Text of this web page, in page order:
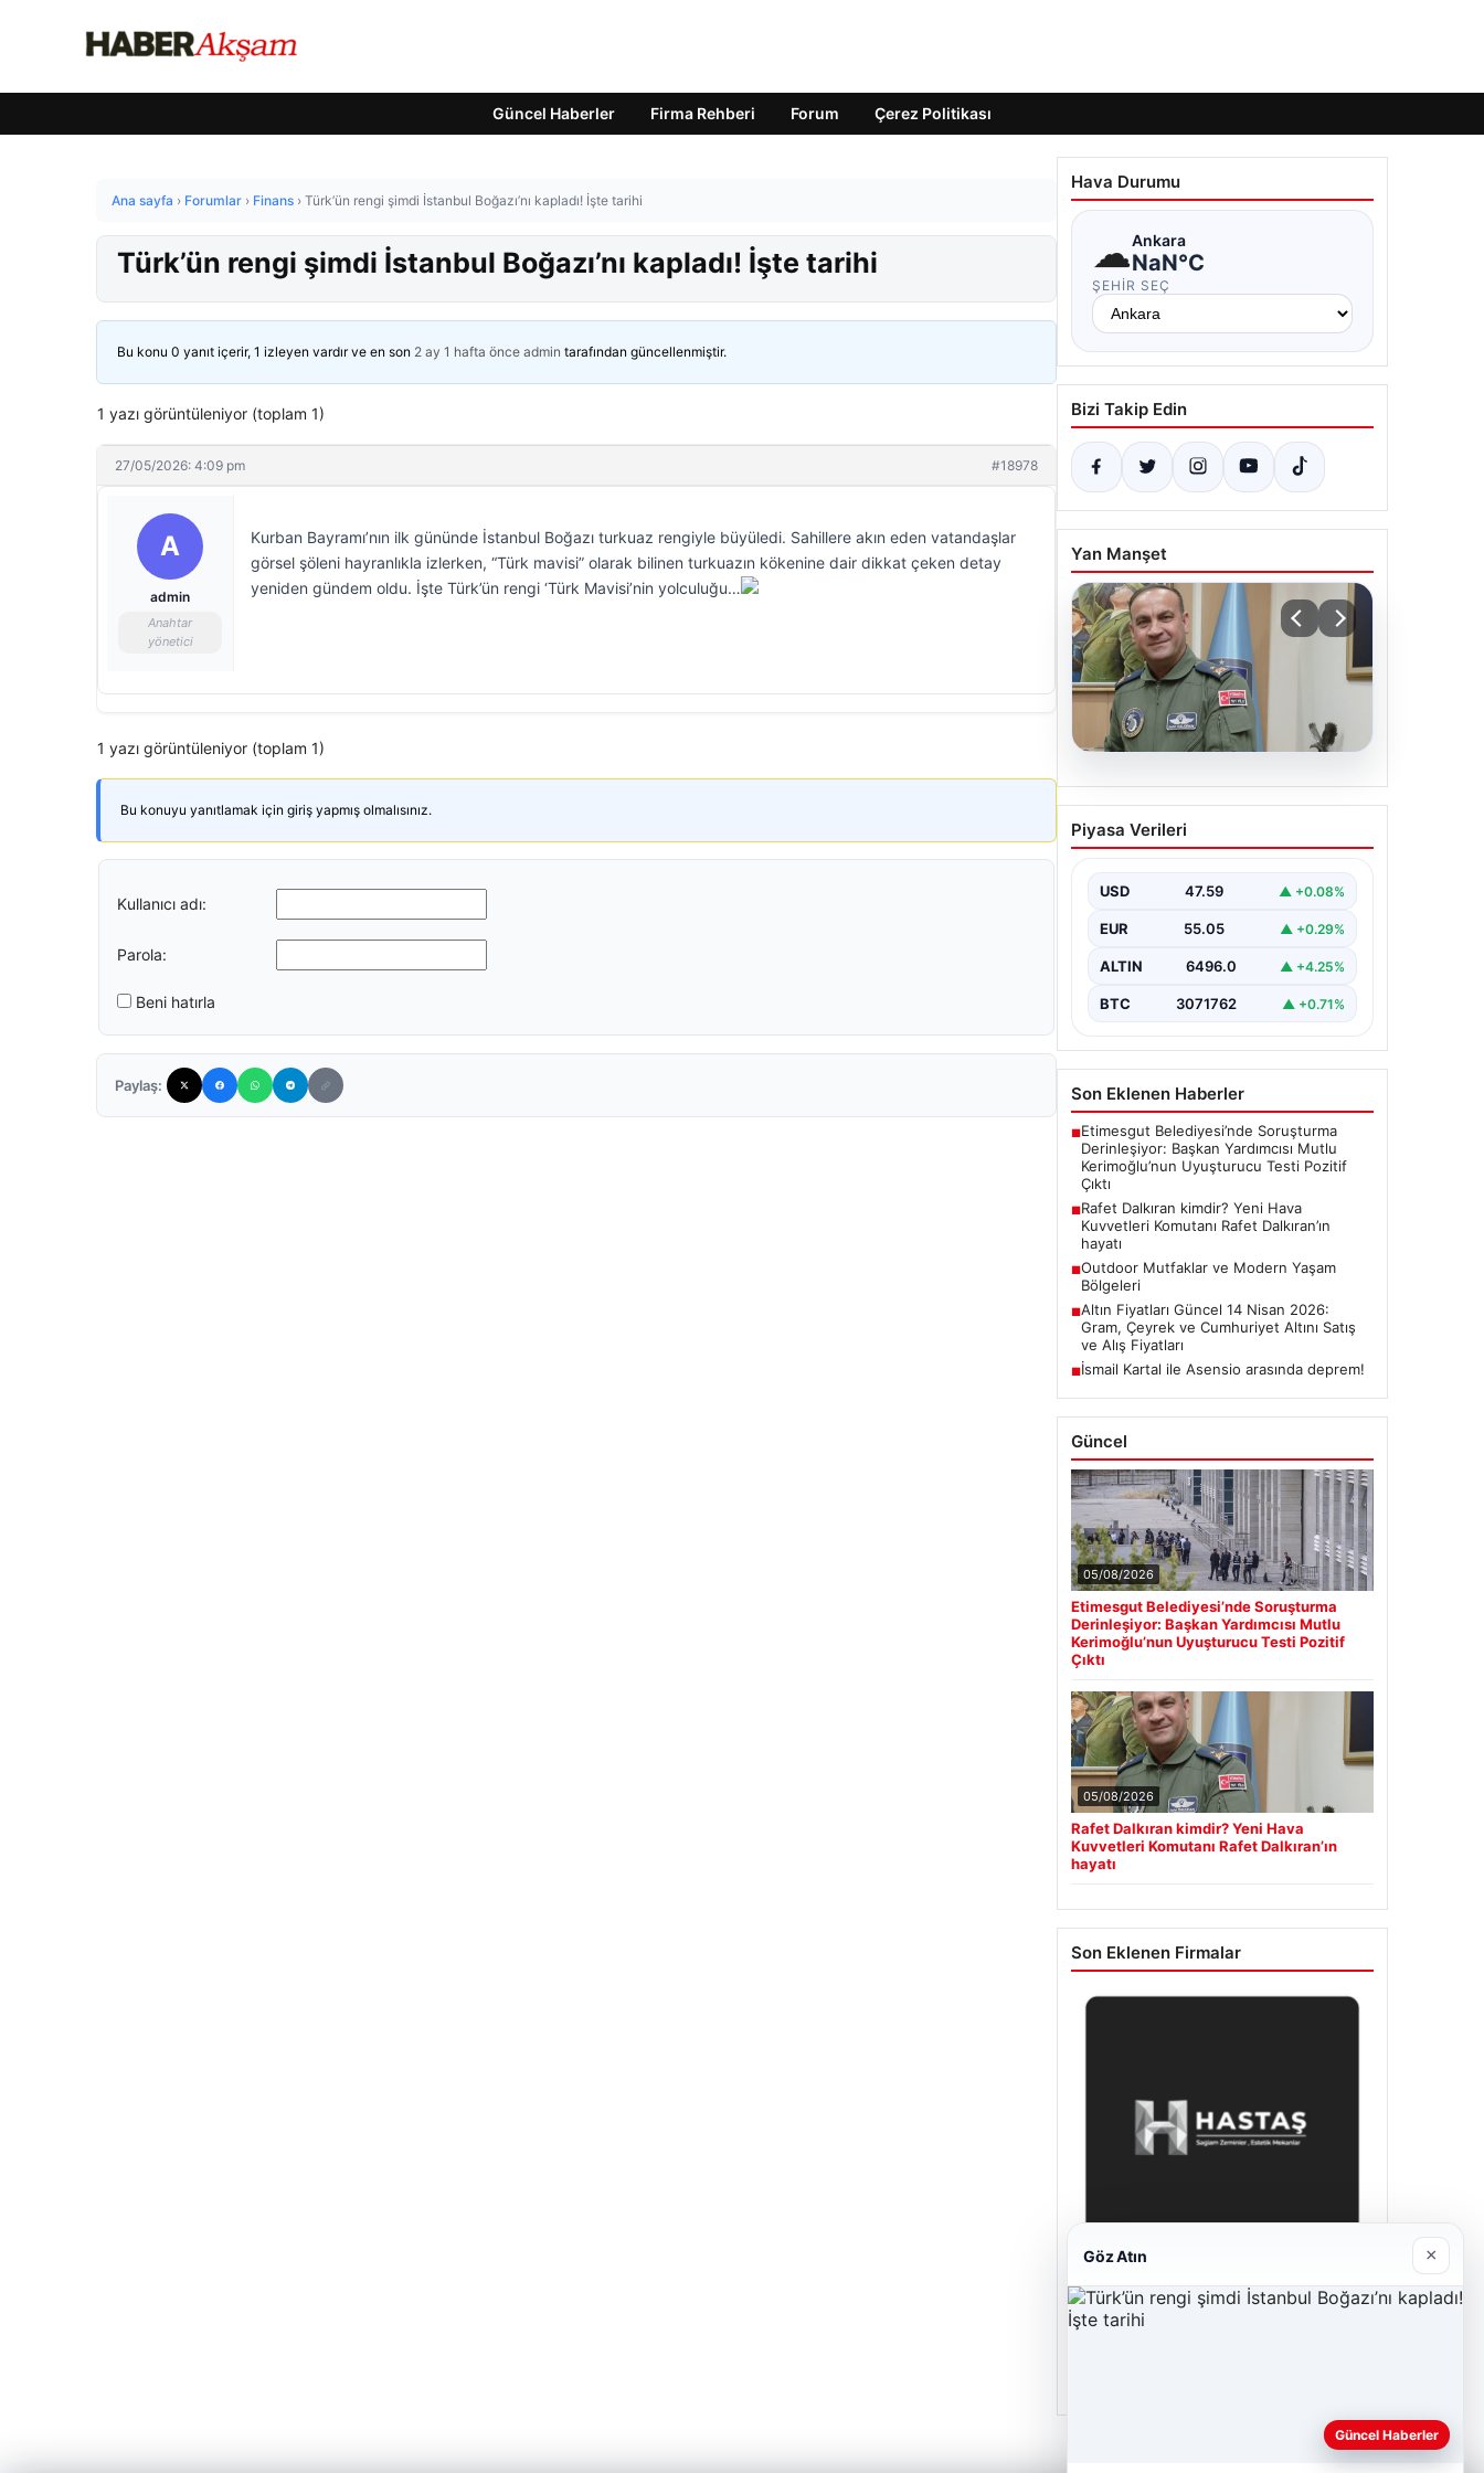
Güncel Haberler Firma Rehberi Forum Çerez Politikası
Ana sayfa › Forumlar › Finans › Türk’ün rengi şimdi İstanbul Boğazı’nı kapladı! İşte tarihi
Türk’ün rengi şimdi İstanbul Boğazı’nı kapladı! İşte tarihi
Bu konu 0 yanıt içerir, 1 izleyen vardır ve en son 2 ay 1 hafta önce admin tarafından güncellenmiştir.
1 yazı görüntüleniyor (toplam 1)
27/05/2026: 4:09 pm #18978
A
admin
Anahtar
yönetici
Kurban Bayramı’nın ilk gününde İstanbul Boğazı turkuaz rengiyle büyüledi. Sahillere akın eden vatandaşlar
görsel şöleni hayranlıkla izlerken, “Türk mavisi” olarak bilinen turkuazın kökenine dair dikkat çeken detay
yeniden gündem oldu. İşte Türk’ün rengi ‘Türk Mavisi’nin yolculuğu…
1 yazı görüntüleniyor (toplam 1)
Bu konuyu yanıtlamak için giriş yapmış olmalısınız.
Kullanıcı adı:
Parola:
Beni hatırla
Paylaş:
Hava Durumu
☁Ankara
NaN°C
ŞEHIR SEÇ
Bizi Takip Edin
Yan Manşet
05.08.2026
Rafet Dalkıran kimdir?
Yeni Hava Kuvvetleri
hayatı
Piyasa Verileri
USD 47.59 ▲ +0.08%
EUR 55.05 ▲ +0.29%
ALTIN 6496.0 ▲ +4.25%
BTC 3071762 ▲ +0.71%
Son Eklenen Haberler
■Etimesgut Belediyesi’nde Soruşturma
Derinleşiyor: Başkan Yardımcısı Mutlu
Kerimoğlu’nun Uyuşturucu Testi Pozitif
Çıktı
■Rafet Dalkıran kimdir? Yeni Hava
Kuvvetleri Komutanı Rafet Dalkıran’ın
hayatı
■Outdoor Mutfaklar ve Modern Yaşam
Bölgeleri
■Altın Fiyatları Güncel 14 Nisan 2026:
Gram, Çeyrek ve Cumhuriyet Altını Satış
ve Alış Fiyatları
■İsmail Kartal ile Asensio arasında deprem!
Güncel
05/08/2026
Etimesgut Belediyesi’nde Soruşturma
Derinleşiyor: Başkan Yardımcısı Mutlu
Kerimoğlu’nun Uyuşturucu Testi Pozitif
Çıktı
05/08/2026
Rafet Dalkıran kimdir? Yeni Hava
Kuvvetleri Komutanı Rafet Dalkıran’ın
hayatı
Son Eklenen Firmalar
Hastaş Beton
26/05/2026
Göz Atın ×
Güncel Haberler